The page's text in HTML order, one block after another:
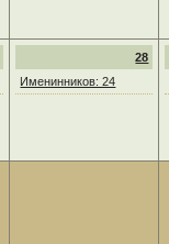
28
Именинников: 24